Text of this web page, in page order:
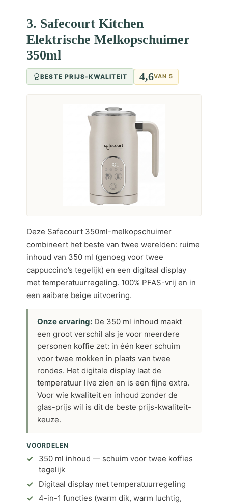
3. Safecourt Kitchen
Elektrische Melkopschuimer
350ml
BESTE PRIJS-KWALITEIT 4,6VAN 5
Deze Safecourt 350ml-melkopschuimer
combineert het beste van twee werelden: ruime
inhoud van 350 ml (genoeg voor twee
cappuccino’s tegelijk) en een digitaal display
met temperatuurregeling. 100% PFAS-vrij en in
een aaibare beige uitvoering.
Onze ervaring: De 350 ml inhoud maakt
een groot verschil als je voor meerdere
personen koffie zet: in één keer schuim
voor twee mokken in plaats van twee
rondes. Het digitale display laat de
temperatuur live zien en is een fijne extra.
Voor wie kwaliteit en inhoud zonder de
glas-prijs wil is dit de beste prijs-kwaliteit-
keuze.
VOORDELEN
350 ml inhoud — schuim voor twee koffies
tegelijk
Digitaal display met temperatuurregeling
4-in-1 functies (warm dik, warm luchtig,